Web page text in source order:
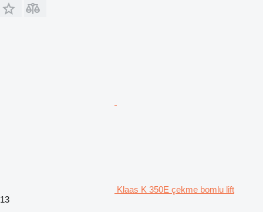
Klaas K 350E çekme bomlu lift
13